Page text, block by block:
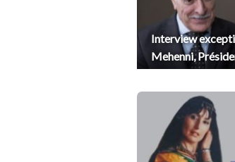
Interview
Mehenni,